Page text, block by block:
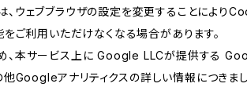
ウェブブラウザの設定を変更することにより
ご利用いただけなくなる場合があります。
め、本サービス上に Google LLCが提供する
Googleアナリティクスの詳しい情報につきま